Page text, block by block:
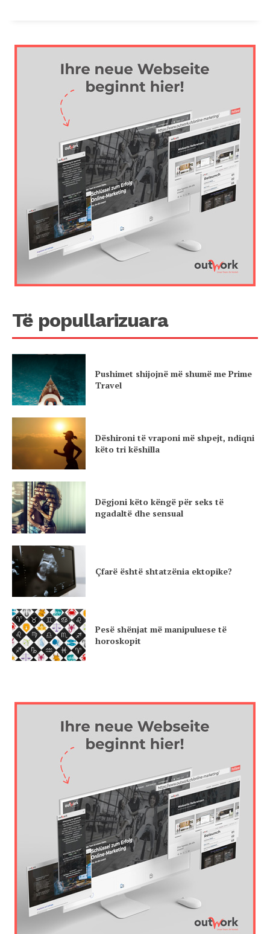
Të popullarizuara
Pushimet shijojnë më shumë me Prime
Travel
Dëshironi të vraponi më shpejt, ndiqni
këto tri këshilla
Dëgjoni këto këngë për seks të
ngadaltë dhe sensual
Çfarë është shtatzënia ektopike?
Pesë shënjat më manipuluese të
horoskopit